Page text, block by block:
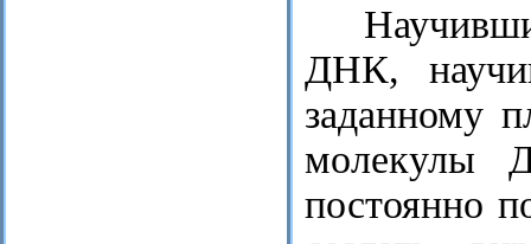
ДНК,
заданному
молекулы
постоянно